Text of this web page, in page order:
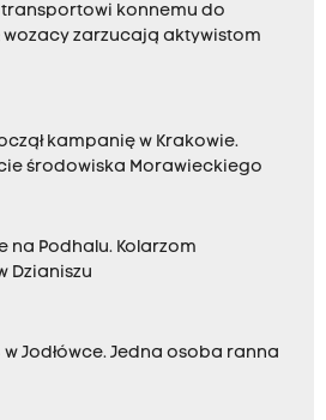
transportowi konnemu do
wozacy zarzucają aktywistom
kampanię w Krakowie.
środowiska Morawieckiego
na Podhalu. Kolarzom
Dzianiszu
w Jodłówce. Jedna osoba ranna